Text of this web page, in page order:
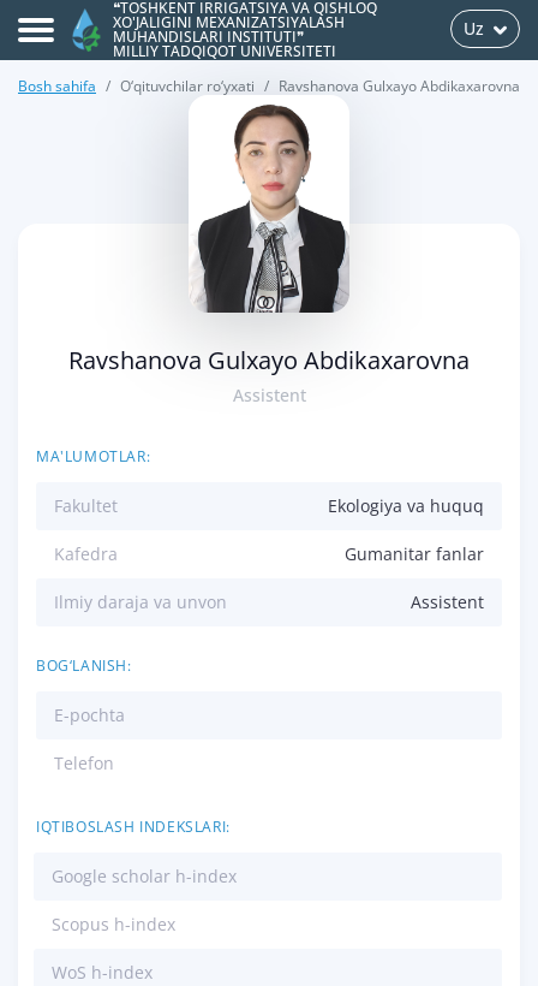
❝TOSHKENT IRRIGATSIYA VA QISHLOQ
XO'JALIGINI MEXANIZATSIYALASH
MUHANDISLARI INSTITUTI❞
MILLIY TADQIQOT UNIVERSITETI
Uz
Bosh sahifa O‘qituvchilar ro‘yxati Ravshanova Gulxayo Abdikaxarovna
Ravshanova Gulxayo Abdikaxarovna
Assistent
MA'LUMOTLAR:
Fakultet Ekologiya va huquq
Kafedra Gumanitar fanlar
Ilmiy daraja va unvon Assistent
BOG‘LANISH:
E-pochta
Telefon
IQTIBOSLASH INDEKSLARI:
Google scholar h-index
Scopus h-index
WoS h-index